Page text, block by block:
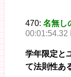
470: 名無し
00:01:54.32
学年限定と
て法則性あ